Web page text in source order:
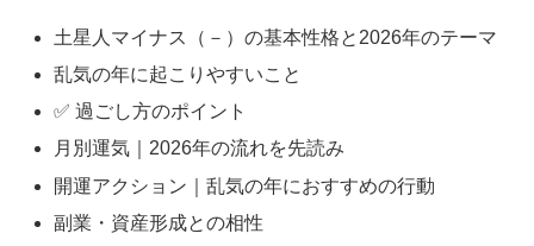
土星人マイナス（－）の基本性格と2026年のテーマ
乱気の年に起こりやすいこと
✅ 過ごし方のポイント
月別運気｜2026年の流れを先読み
開運アクション｜乱気の年におすすめの行動
副業・資産形成との相性